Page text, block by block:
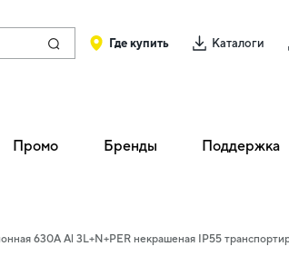
Где купить Каталоги
Промо Бренды Поддержка
630А Al 3L+N+PER некрашеная IP55